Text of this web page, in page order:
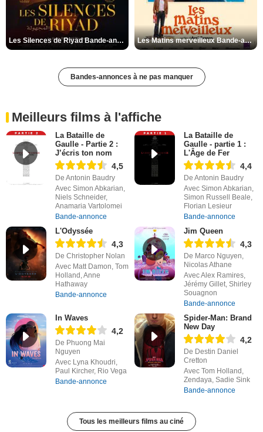
Les Silences de Riyad Bande-annonce VO STFR Les Matins merveilleux Bande-annonce VF
Bandes-annonces à ne pas manquer
Meilleurs films à l'affiche
La Bataille de
Gaulle - Partie 2 :
J’écris ton nom
4,5
De Antonin Baudry
Avec Simon Abkarian,
Niels Schneider,
Anamaria Vartolomei
Bande-annonce
La Bataille de
Gaulle - partie 1 :
L'Âge de Fer
4,4
De Antonin Baudry
Avec Simon Abkarian,
Simon Russell Beale,
Florian Lesieur
Bande-annonce
L'Odyssée
4,3
De Christopher Nolan
Avec Matt Damon, Tom
Holland, Anne
Hathaway
Bande-annonce
Jim Queen
4,3
De Marco Nguyen,
Nicolas Athane
Avec Alex Ramires,
Jérémy Gillet, Shirley
Souagnon
Bande-annonce
In Waves
4,2
De Phuong Mai
Nguyen
Avec Lyna Khoudri,
Paul Kircher, Rio Vega
Bande-annonce
Spider-Man: Brand
New Day
4,2
De Destin Daniel
Cretton
Avec Tom Holland,
Zendaya, Sadie Sink
Bande-annonce
Tous les meilleurs films au ciné